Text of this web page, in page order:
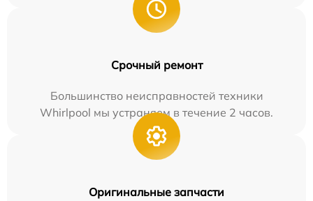
Срочный ремонт
Большинство неисправностей техники
Whirlpool мы устраняем в течение 2 часов.
Оригинальные запчасти